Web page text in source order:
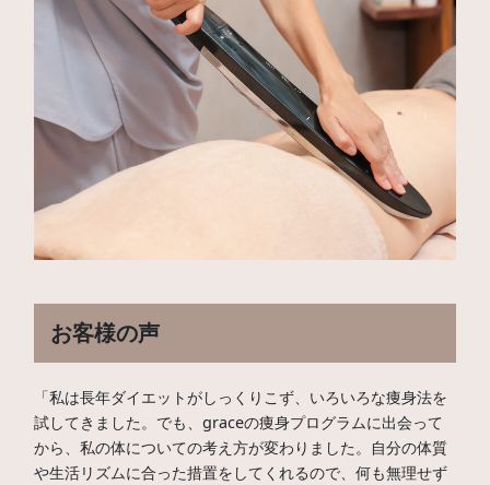
お客様の声
「私は長年ダイエットがしっくりこず、いろいろな痩身法を
試してきました。でも、graceの痩身プログラムに出会って
から、私の体についての考え方が変わりました。自分の体質
や生活リズムに合った措置をしてくれるので、何も無理せず